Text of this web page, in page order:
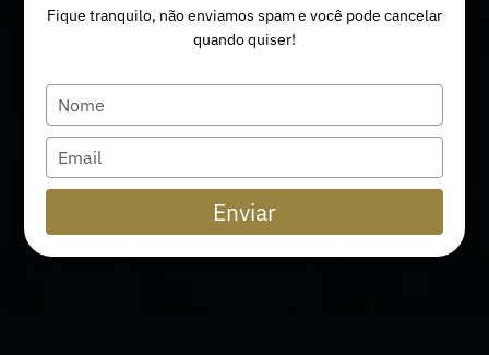
Buscar produtos:
Fique tranquilo, não enviamos spam e você pode cancelar
quando quiser!
Type
your
name
Type
your
email
Enviar